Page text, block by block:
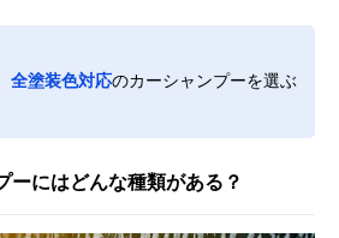
全塗装色対応のカーシャンプーを選ぶ
ーにはどんな種類がある？